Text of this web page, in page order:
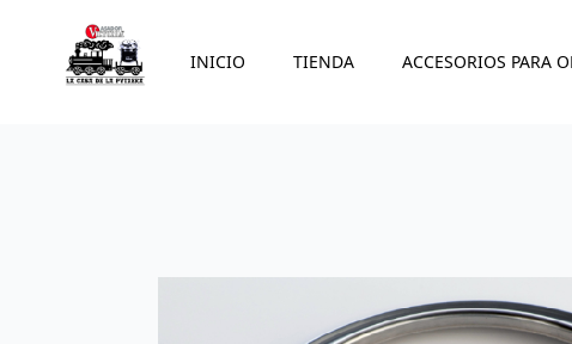
INICIO TIENDA ACCESORIOS PARA